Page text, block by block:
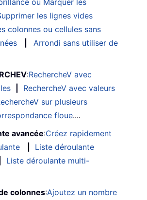
les lignes vides
colonnes ou cellules sans
Arrondi sans utiliser de
:RechercheV avec
RechercheV avec valeurs
sur plusieurs
floue....
avancée:Créez rapidement
Liste déroulante
Liste déroulante multi-
colonnes:Ajoutez un nombre